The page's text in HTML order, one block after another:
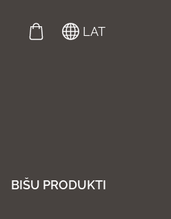
BIŠU PRODUKTI
LAT